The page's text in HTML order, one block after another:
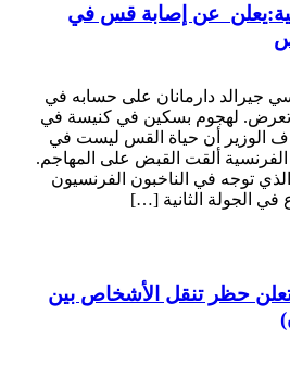
عن إصابة قس في
جيرالد دارمانان على حسابه في
تعرض. لهجوم بسكين في كنيسة في
الوزير أن حياة القس ليست في
ألقت القبض على المهاجم.
توجه في الناخبون الفرنسيون
في الجولة الثانية […]
تعلن حظر تنقل الأشخاص بين